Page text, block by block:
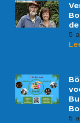
5
5